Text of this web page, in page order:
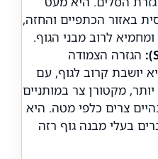
באזור הכתפיים והחזה,
לרוב מבני הגוף.
הגזרה הצמודה
יושבת קרוב לגוף, עם
מקטורן צר במותניים
צרים כלפי מטה. היא
בעלי מבנה גוף רזה